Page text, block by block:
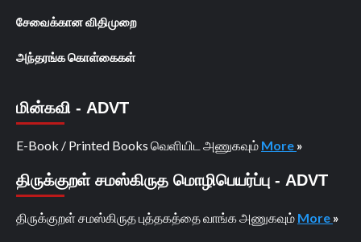
சேவைக்கான விதிமுறை
அந்தரங்க கொள்கைகள்
மின்கவி - ADVT
E-Book / Printed Books வெளியிட அணுகவும் More »
திருக்குறள் சமஸ்கிருத மொழிபெயர்ப்பு - ADVT
திருக்குறள் சமஸ்கிருத புத்தகத்தை வாங்க அணுகவும் More »